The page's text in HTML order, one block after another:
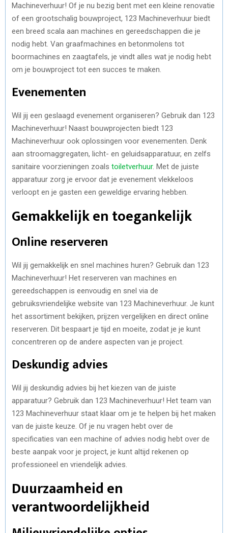
Machineverhuur! Of je nu bezig bent met een kleine renovatie
of een grootschalig bouwproject, 123 Machineverhuur biedt
een breed scala aan machines en gereedschappen die je
nodig hebt. Van graafmachines en betonmolens tot
boormachines en zaagtafels, je vindt alles wat je nodig hebt
om je bouwproject tot een succes te maken.
Evenementen
Wil jij een geslaagd evenement organiseren? Gebruik dan 123
Machineverhuur! Naast bouwprojecten biedt 123
Machineverhuur ook oplossingen voor evenementen. Denk
aan stroomaggregaten, licht- en geluidsapparatuur, en zelfs
sanitaire voorzieningen zoals toiletverhuur. Met de juiste
apparatuur zorg je ervoor dat je evenement vlekkeloos
verloopt en je gasten een geweldige ervaring hebben.
Gemakkelijk en toegankelijk
Online reserveren
Wil jij gemakkelijk en snel machines huren? Gebruik dan 123
Machineverhuur! Het reserveren van machines en
gereedschappen is eenvoudig en snel via de
gebruiksvriendelijke website van 123 Machineverhuur. Je kunt
het assortiment bekijken, prijzen vergelijken en direct online
reserveren. Dit bespaart je tijd en moeite, zodat je je kunt
concentreren op de andere aspecten van je project.
Deskundig advies
Wil jij deskundig advies bij het kiezen van de juiste
apparatuur? Gebruik dan 123 Machineverhuur! Het team van
123 Machineverhuur staat klaar om je te helpen bij het maken
van de juiste keuze. Of je nu vragen hebt over de
specificaties van een machine of advies nodig hebt over de
beste aanpak voor je project, je kunt altijd rekenen op
professioneel en vriendelijk advies.
Duurzaamheid en
verantwoordelijkheid